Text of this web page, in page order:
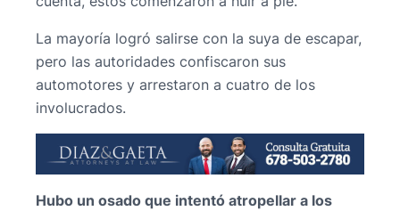
La mayoría logró salirse con la suya de escapar,
pero las autoridades confiscaron sus
automotores y arrestaron a cuatro de los
involucrados.
Hubo un osado que intentó atropellar a los